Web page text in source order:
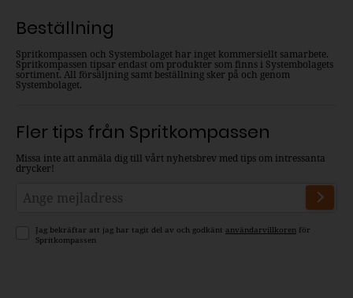
Beställning
Spritkompassen och Systembolaget har inget kommersiellt samarbete.
Spritkompassen tipsar endast om produkter som finns i Systembolagets
sortiment. All försäljning samt beställning sker på och genom
Systembolaget.
Fler tips från Spritkompassen
Missa inte att anmäla dig till vårt nyhetsbrev med tips om intressanta
drycker!
Jag bekräftar att jag har tagit del av och godkänt användarvillkoren för
Spritkompassen